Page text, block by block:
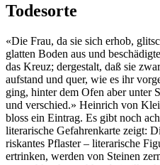
Todesorte
«Die Frau, da sie sich erhob,
glatten Boden aus und
das Kreuz; dergestalt, daß sie
aufstand und quer, wie es ihr
ging, hinter dem Ofen aber unter
und verschied.» Heinrich von
bloss ein Eintrag. Es gibt noch
literarische Gefahrenkarte zeigt:
riskantes Pflaster – literarische
ertrinken, werden von Steinen